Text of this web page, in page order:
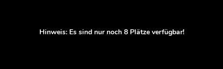
Hinweis: Es sind nur noch 8Plätze verfügbar!